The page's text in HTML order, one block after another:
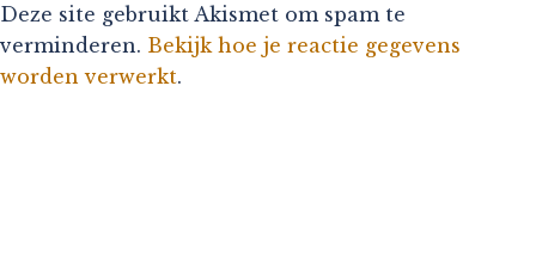
Deze site gebruikt Akismet om spam te
verminderen. Bekijk hoe je reactie gegevens
worden verwerkt.